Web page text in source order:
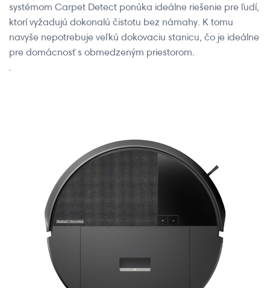
systémom Carpet Detect ponúka ideálne riešenie pre ľudí,
ktorí vyžadujú dokonalú čistotu bez námahy. K tomu
navyše nepotrebuje veľkú dokovaciu stanicu, čo je ideálne
pre domácnosť s obmedzeným priestorom.
.